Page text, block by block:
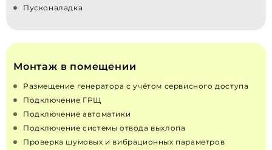
Пусконаладка
Монтаж в помещении
Размещение генератора с учётом сервисного доступа
Подключение ГРЩ
Подключение автоматики
Подключение системы отвода выхлопа
Проверка шумовых и вибрационных параметров